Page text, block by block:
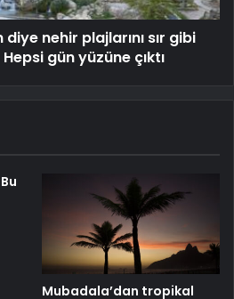
nehir plajlarını sır gibi
gün yüzüne çıktı
Mubadala’dan tropikal